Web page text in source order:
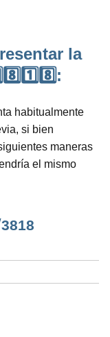
la
habitualmente
si bien
maneras
el mismo